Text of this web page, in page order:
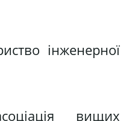
інженерної
вищих